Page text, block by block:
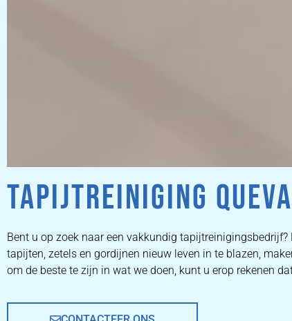
ZETEL
REINIGEN
TAPIJTREINIGING
Bent u op zoek naar een vakkundig
tapijten, zetels en gordijnen nieuw leven in te blazen,
om de beste te zijn in wat we doen, kunt u erop rekenen